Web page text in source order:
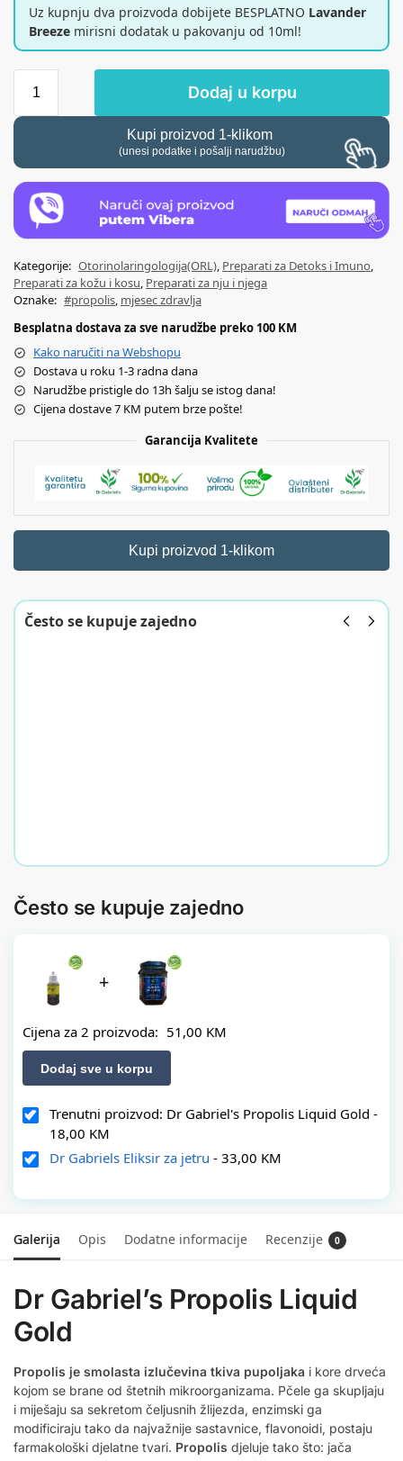
Uz kupnju dva proizvoda dobijete BESPLATNO Lavander
Breeze mirisni dodatak u pakovanju od 10ml!
Dodaj u korpu
Kupi proizvod 1-klikom
(unesi podatke i pošalji narudžbu)
Kategorije: Otorinolaringologija(ORL), Preparati za Detoks i Imuno,
Preparati za kožu i kosu, Preparati za nju i njega
Oznake: #propolis, mjesec zdravlja
Besplatna dostava za sve narudžbe preko 100 KM
Kako naručiti na Webshopu
Dostava u roku 1-3 radna dana
Narudžbe pristigle do 13h šalju se istog dana!
Cijena dostave 7 KM putem brze pošte!
Garancija Kvalitete
Kupi proizvod 1-klikom
Često se kupuje zajedno
Često se kupuje zajedno
+
Cijena za 2 proizvoda: 51,00 KM
Dodaj sve u korpu
Trenutni proizvod: Dr Gabriel's Propolis Liquid Gold -
18,00 KM
Dr Gabriels Eliksir za jetru - 33,00 KM
Galerija Opis Dodatne informacije Recenzije 0
Dr Gabriel’s Propolis Liquid
Gold
Propolis je smolasta izlučevina tkiva pupoljaka i kore drveća
kojom se brane od štetnih mikroorganizama. Pčele ga skupljaju
i miješaju sa sekretom čeljusnih žlijezda, enzimski ga
modificiraju tako da najvažnije sastavnice, flavonoidi, postaju
farmakološki djelatne tvari. Propolis djeluje tako što: jača